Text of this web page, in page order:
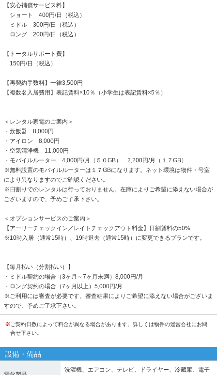
【安心補償サービス料】
ショート 400円/日（税込）
ミドル 300円/日（税込）
ロング 200円/日（税込）
【トータルサポート費】
150円/日（税込）
【再契約手数料】一律3,500円
【複数名入居費用】表記賃料×10％（小学生は表記賃料×5％）
＜レンタル家電のご案内＞
・炊飯器 8,000円
・アイロン 8,000円
・空気清浄機 11,000円
・モバイルルーター 4,000円/月（５０GB） 2,200円/月（１７GB）
※無料設置のモバイルルーターは１７GBになります。ネット環境は物件・号室
により異なりますのでご確認ください。
※日割りでのレンタルは行っておりません。在庫によりご希望に添えない場合が
ございますので、予めご了承下さい。
＜オプションサービスのご案内＞
【アーリーチェックイン／レイトチェックアウト料金】日割賃料の50%
※10時入居（通常15時）、19時退去（通常15時）に変更できるプランです。
【毎月払い（分割払い）】
・ミドル契約の場合（3ヶ月～7ヶ月未満）8,000円/月
・ロング契約の場合（7ヶ月以上）5,000円/月
※ご利用には審査が必要です。審査結果によりご希望に添えない場合がございま
すので、予めご了承下さい。
※ ご契約日数によって料金が異なる場合があります。詳しくは物件の運営会社にお問
合せ下さい。
設備・備品
洗濯機、エアコン、テレビ、ドライヤー、冷蔵庫、電子